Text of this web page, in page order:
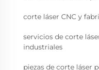
corte láser CNC y
servicios de corte
industriales
piezas de corte láser